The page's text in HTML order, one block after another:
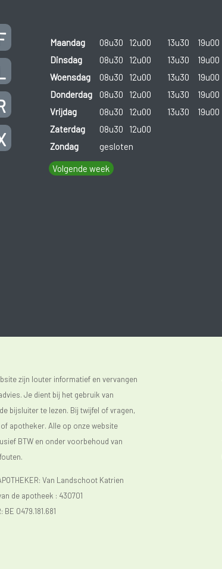
Maandag 08u30 12u00 13u30
19u00
Dinsdag
08u30 12u00 13u30
19u00
Woensdag
08u30 12u00 13u30
19u00
Donderdag
08u30 12u00 13u30
19u00
Vrijdag
08u30 12u00 13u30
19u00
Zaterdag
08u30
12u00
Zondag
gesloten
Volgende week
zijn louter informatief en vervangen
Je dient bij het gebruik van
bijsluiter te lezen. Bij twijfel of vragen,
apotheker. Alle op onze website
BTW en onder voorbehoud van
Van Landschoot Katrien
de apotheek : 430701
BE 0479.181.681